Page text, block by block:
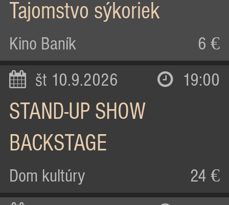
Tajomstvo sýkoriek
Kino Baník 6 €
št 10.9.2026 19:00
STAND-UP SHOW
BACKSTAGE
Dom kultúry 24 €